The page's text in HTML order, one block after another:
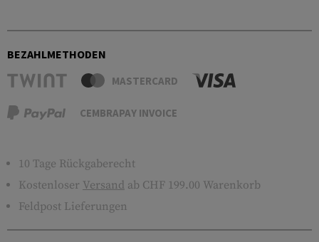
BEZAHLMETHODEN
MASTERCARD
CEMBRAPAY INVOICE
10 Tage Rückgaberecht
Kostenloser Versand ab CHF 199.00 Warenkorb
Feldpost Lieferungen